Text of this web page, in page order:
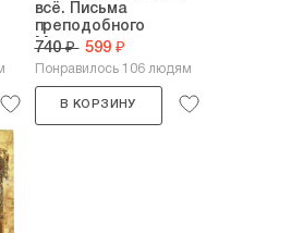
всё. Письма
преподобного
Макария...
740 ₽ 599 ₽
Понравилось 106 людям
В КОРЗИНУ